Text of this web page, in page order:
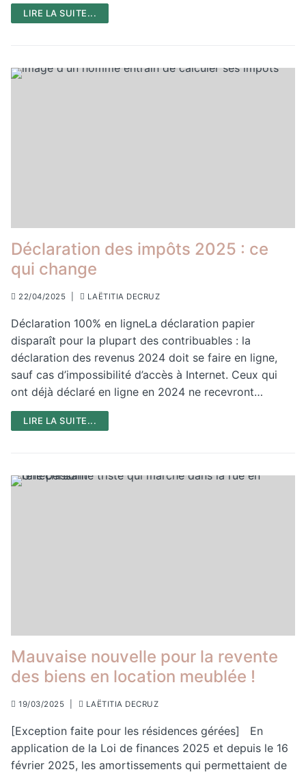
LIRE LA SUITE...
Déclaration des impôts 2025 : ce
qui change
22/04/2025 LAËTITIA DECRUZ
Déclaration 100% en ligneLa déclaration papier
disparaît pour la plupart des contribuables : la
déclaration des revenus 2024 doit se faire en ligne,
sauf cas d’impossibilité d’accès à Internet. Ceux qui
ont déjà déclaré en ligne en 2024 ne recevront…
LIRE LA SUITE...
Mauvaise nouvelle pour la revente
des biens en location meublée !
19/03/2025 LAËTITIA DECRUZ
[Exception faite pour les résidences gérées] En
application de la Loi de finances 2025 et depuis le 16
février 2025, les amortissements qui permettaient de